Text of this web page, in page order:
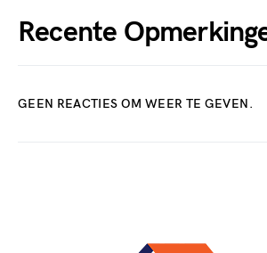
Recente
GEEN REACTIES OM WEER TE GEVEN.